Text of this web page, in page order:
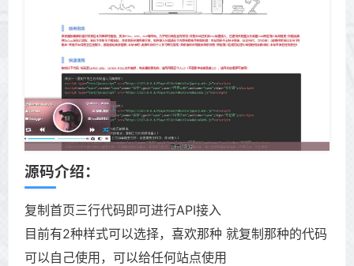
源码介绍：
复制首页三行代码即可进行API接入
目前有2种样式可以选择，喜欢那种 就复制那种的代码
可以自己使用，可以给任何站点使用